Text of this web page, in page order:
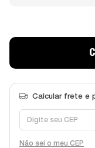
Não sei o meu CEP